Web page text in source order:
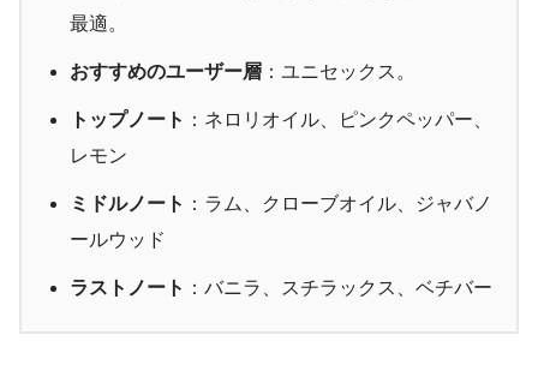
最適。
おすすめのユーザー層 ：ユニセックス。
トップノート ：ネロリオイル、ピンクペッパー、
レモン
ミドルノート ：ラム、クローブオイル、ジャバノ
ールウッド
ラストノート ：バニラ、スチラックス、ベチバー